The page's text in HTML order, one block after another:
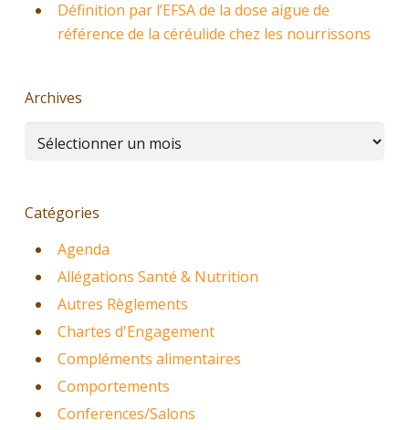
Définition par l’EFSA de la dose aigue de
référence de la céréulide chez les nourrissons
Archives
Archives
Catégories
Agenda
Allégations Santé & Nutrition
Autres Règlements
Chartes d'Engagement
Compléments alimentaires
Comportements
Conferences/Salons